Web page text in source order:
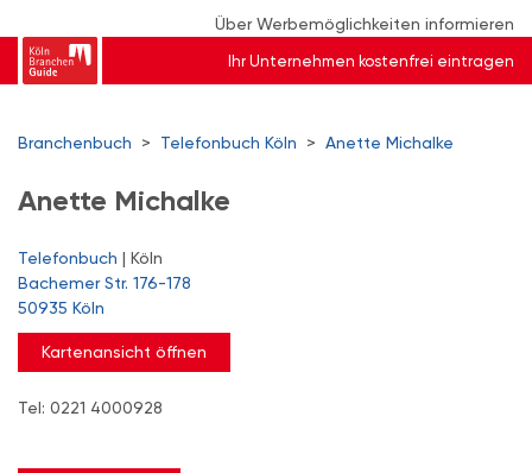
Über Werbemöglichkeiten informieren
Ihr Unternehmen kostenfrei eintragen
Branchenbuch > Telefonbuch Köln > Anette Michalke
Anette Michalke
Telefonbuch | Köln
Bachemer Str. 176-178
50935 Köln
Kartenansicht öffnen
Tel: 0221 4000928